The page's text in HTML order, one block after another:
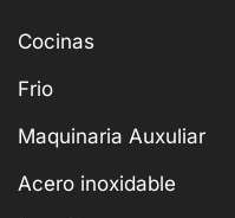
Cocinas
Frio
Maquinaria Auxuliar
Acero inoxidable